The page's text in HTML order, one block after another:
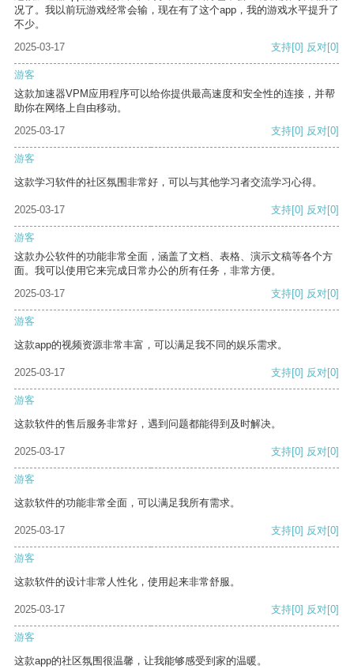
况了。我以前玩游戏经常会输，现在有了这个app，我的游戏水平提升了
不少。
2025-03-17
支持[0] 反对[0]
游客
这款加速器VPM应用程序可以给你提供最高速度和安全性的连接，并帮
助你在网络上自由移动。
2025-03-17
支持[0] 反对[0]
游客
这款学习软件的社区氛围非常好，可以与其他学习者交流学习心得。
2025-03-17 支持[0] 反对[0]
游客
这款办公软件的功能非常全面，涵盖了文档、表格、演示文稿等各个方
面。我可以使用它来完成日常办公的所有任务，非常方便。
2025-03-17
支持[0] 反对[0]
游客
这款app的视频资源非常丰富，可以满足我不同的娱乐需求。
2025-03-17 支持[0] 反对[0]
游客
这款软件的售后服务非常好，遇到问题都能得到及时解决。
2025-03-17 支持[0] 反对[0]
游客
这款软件的功能非常全面，可以满足我所有需求。
2025-03-17 支持[0] 反对[0]
游客
这款软件的设计非常人性化，使用起来非常舒服。
2025-03-17 支持[0] 反对[0]
游客
这款app的社区氛围很温馨，让我能够感受到家的温暖。